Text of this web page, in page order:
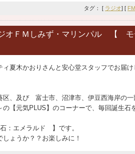
タグ： [ ラジオ] [
オＦＭしみず・マリンパル 【
夏木かおりさんと安心堂スタッフでお届け
区、及び 富士市、沼津市、伊豆西海岸の一
【元気PLUS】のコーナーで、毎回誕生石
：エメラルド
】です。
ょうか？？お楽しみに！